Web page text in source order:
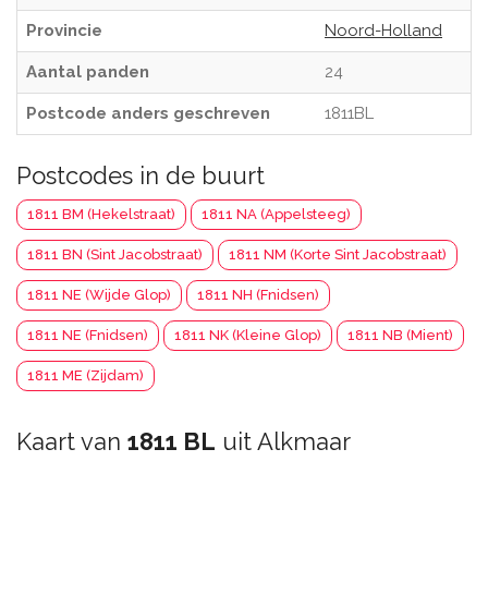
Provincie Noord-Holland
Aantal panden 24
Postcode anders geschreven 1811BL
Postcodes in de buurt
1811 BM (Hekelstraat) 1811 NA (Appelsteeg)
1811 BN (Sint Jacobstraat) 1811 NM (Korte Sint Jacobstraat)
1811 NE (Wijde Glop) 1811 NH (Fnidsen)
1811 NE (Fnidsen) 1811 NK (Kleine Glop) 1811 NB (Mient)
1811 ME (Zijdam)
Kaart van 1811 BL uit Alkmaar